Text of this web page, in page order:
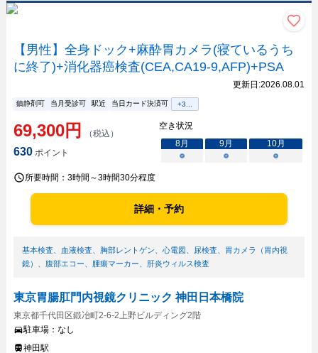
【男性】全身ドック+麻酔胃カメラ(寝ているうち
に終了)+消化器癌検査(CEA,CA19-9,AFP)+PSA
更新日:2026.08.01
鎮静剤可 当月受診可 駅近 当日カード決済可 +3...
69,300円 （税込）
630ポイント
空き状況
8月 9月 10月
○
○ ○
所要時間： 3時間～3時間30分程度
詳細・予約
基本検査、 血液検査、 胸部レントゲン 心電図 尿検査、 胃カメラ（胃内視
鏡）
腹部エコー 腫瘍マーカー 肝炎ウィルス検査
東京胃腸肛門内視鏡クリニック 神田日本橋院
東京都千代田区鍛冶町2-6-2上野ビルディング2階
駐車場： なし
神田駅